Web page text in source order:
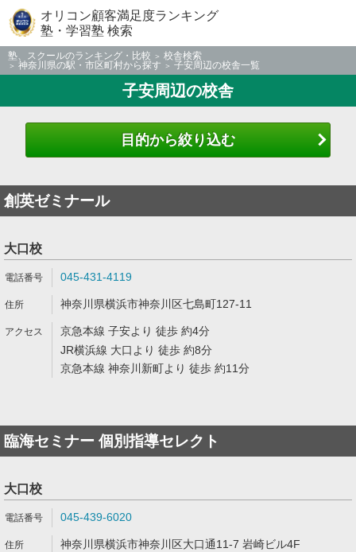
オリコン顧客満足度ランキング
塾・学習塾 検索
塾、スクールのランキング・比較
校舎検索
神奈川県の駅・市区町村から探す
子安周辺の校舎一覧
子安周辺の校舎
目的から絞り込む
創英ゼミナール
大口校
045-431-4119
神奈川県横浜市神奈川区七島町127-11
京急本線 子安より 徒歩 約4分
JR横浜線 大口より 徒歩 約8分
京急本線 神奈川新町より 徒歩 約11分
臨海セミナー 個別指導セレクト
大口校
045-439-6020
神奈川県横浜市神奈川区大口通11-7 岩崎ビル4F